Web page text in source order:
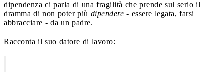
dipendenza ci parla di una fragilità che prende sul serio il
dramma di non poter più dipendere - essere legata, farsi
abbracciare - da un padre.
Racconta il suo datore di lavoro: